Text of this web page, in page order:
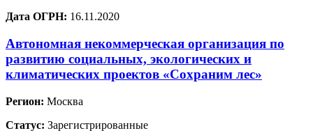
Дата ОГРН: 16.11.2020
Автономная некоммерческая организация по
развитию социальных, экологических и
климатических проектов «Сохраним лес»
Регион: Москва
Статус: Зарегистрированные